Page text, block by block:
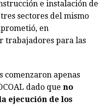
e instalación de
sectores del mismo
en
trabajadores para las
comenzaron apenas
dado que no
ejecución de los